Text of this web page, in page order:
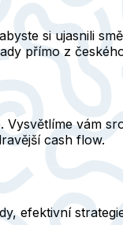
si ujasnili
přímo z
vám
cash flow.
efektivní